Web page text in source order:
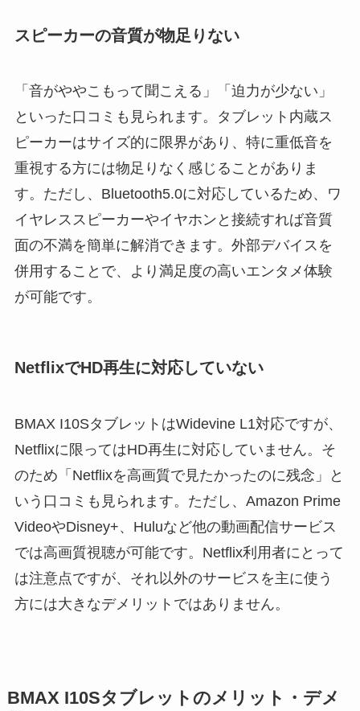
スピーカーの音質が物足りない
「音がややこもって聞こえる」「迫力が少ない」
といった口コミも見られます。タブレット内蔵ス
ピーカーはサイズ的に限界があり、特に重低音を
重視する方には物足りなく感じることがありま
す。ただし、Bluetooth5.0に対応しているため、ワ
イヤレススピーカーやイヤホンと接続すれば音質
面の不満を簡単に解消できます。外部デバイスを
併用することで、より満足度の高いエンタメ体験
が可能です。
NetflixでHD再生に対応していない
BMAX I10SタブレットはWidevine L1対応ですが、
Netflixに限ってはHD再生に対応していません。そ
のため「Netflixを高画質で見たかったのに残念」と
いう口コミも見られます。ただし、Amazon Prime
VideoやDisney+、Huluなど他の動画配信サービス
では高画質視聴が可能です。Netflix利用者にとって
は注意点ですが、それ以外のサービスを主に使う
方には大きなデメリットではありません。
BMAX I10Sタブレットのメリット・デメ